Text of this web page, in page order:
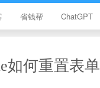
省钱帮 ChatGPT
如何重置表单